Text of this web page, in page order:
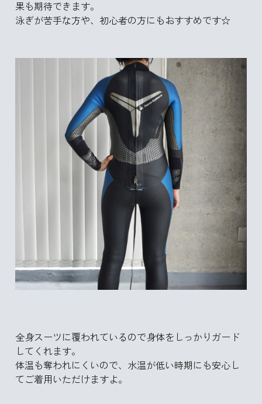
果も期待できます。
泳ぎが苦手な方や、初心者の方にもおすすめです☆
全身スーツに覆われているので身体をしっかりガード
してくれます。
体温も奪われにくいので、水温が低い時期にも安心し
てご着用いただけますよ。